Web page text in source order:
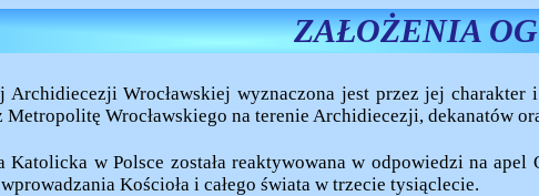
ZAŁOŻENIA
Wrocławskiej wyznaczona jest przez jej
Wrocławskiego na terenie Archidiecezji, dekanatów
Katolicka w Polsce została reaktywowana w odpowiedzi na
Kościoła i całego świata w trzecie tysiąclecie.